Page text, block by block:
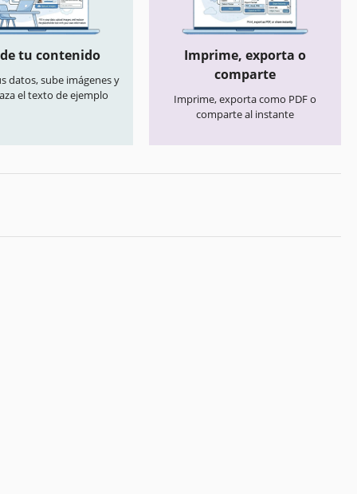
tu contenido
datos, sube imágenes y
el texto de ejemplo
Imprime, exporta o
comparte
Imprime, exporta como PDF o
comparte al instante